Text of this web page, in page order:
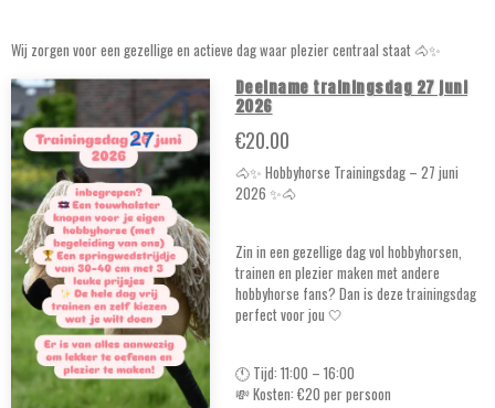
Wij zorgen voor een gezellige en actieve dag waar plezier centraal staat 🐴✨
Deelname trainingsdag 27 juni
2026
€20.00
🐴✨ Hobbyhorse Trainingsdag – 27 juni
2026 ✨🐴
Zin in een gezellige dag vol hobbyhorsen,
trainen en plezier maken met andere
hobbyhorse fans? Dan is deze trainingsdag
perfect voor jou 🤍
🕚 Tijd: 11:00 – 16:00
💸 Kosten: €20 per persoon